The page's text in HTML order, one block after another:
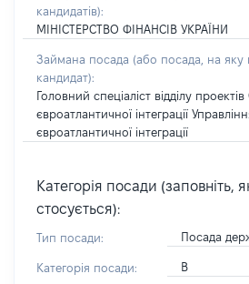
кандидатів):
МІНІСТЕРСТВО ФІНАНСІВ УКРАЇНИ
Займана посада (або посада, на яку
кандидат):
Головний спеціаліст відділу
євроатлантичної інтеграції
євроатлантичної інтеграції
Категорія посади (заповніть,
стосується):
Тип посади: Посада
Категорія посади: В